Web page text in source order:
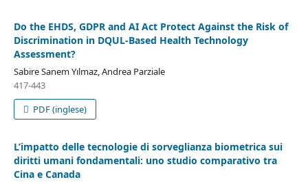
Do the EHDS, GDPR and AI Act Protect Against the Risk of
Discrimination in DQUL-Based Health Technology
Assessment?
Sabire Sanem Yılmaz, Andrea Parziale
417-443
PDF (inglese)
L’impatto delle tecnologie di sorveglianza biometrica sui
diritti umani fondamentali: uno studio comparativo tra
Cina e Canada